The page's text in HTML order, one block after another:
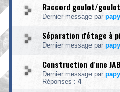
Raccord goulot/
Dernier message par
Séparation d'étage à
Dernier message par
Construction d'une
Dernier message par
Réponses : 4